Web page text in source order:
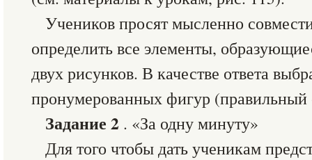
Учеников просят мысленно
определить все элементы,
двух рисунков. В качестве ответа
пронумерованных фигур (правильный
Задание 2 . «За одну минуту»
Для того чтобы дать ученикам